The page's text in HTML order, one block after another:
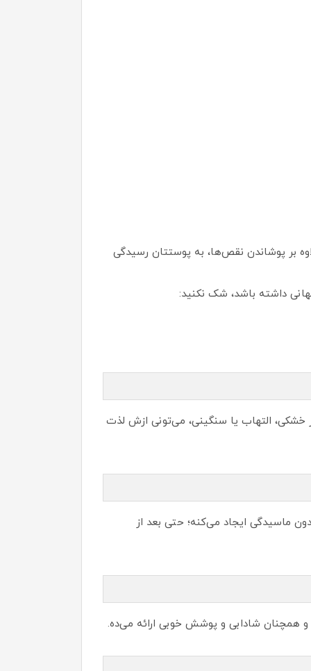
بر پوشاندن نقص‌ها، به پوستتان رسیدگی
داشته باشد، شک نکنید:
التهاب یا سنگینی، می‌تونی ازش لذت
ماسیدگی ایجاد می‌کنه؛ حتی بعد از
و همچنان شادابی و پوشش خوبی ارائه می‌ده.